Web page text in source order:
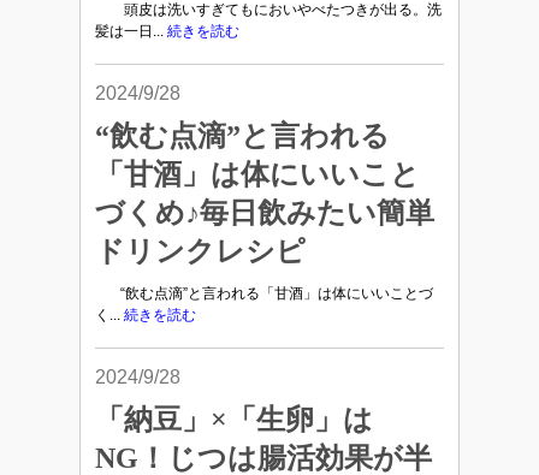
頭皮は洗いすぎてもにおいやべたつきが出る。洗
髪は一日... 続きを読む
2024/9/28
“飲む点滴”と言われる
「甘酒」は体にいいこと
づくめ♪毎日飲みたい簡単
ドリンクレシピ
“飲む点滴”と言われる「甘酒」は体にいいことづ
く... 続きを読む
2024/9/28
「納豆」×「生卵」は
NG！じつは腸活効果が半